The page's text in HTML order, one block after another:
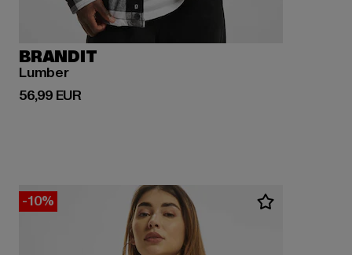
BRANDIT
Lumber
56,99 EUR
Derzeitiger Preis: 56,99 EUR
-10%